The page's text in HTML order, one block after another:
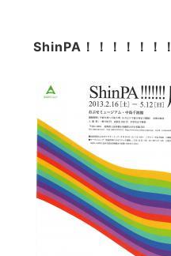
ShinPA ！！！！！！！